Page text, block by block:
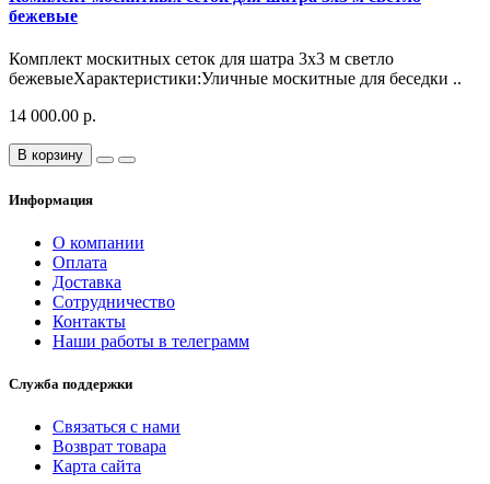
бежевые
Комплект москитных сеток для шатра 3х3 м светло
бежевыеХарактеристики:Уличные москитные для беседки ..
14 000.00 р.
В корзину
Информация
О компании
Оплата
Доставка
Сотрудничество
Контакты
Наши работы в телеграмм
Служба поддержки
Связаться с нами
Возврат товара
Карта сайта